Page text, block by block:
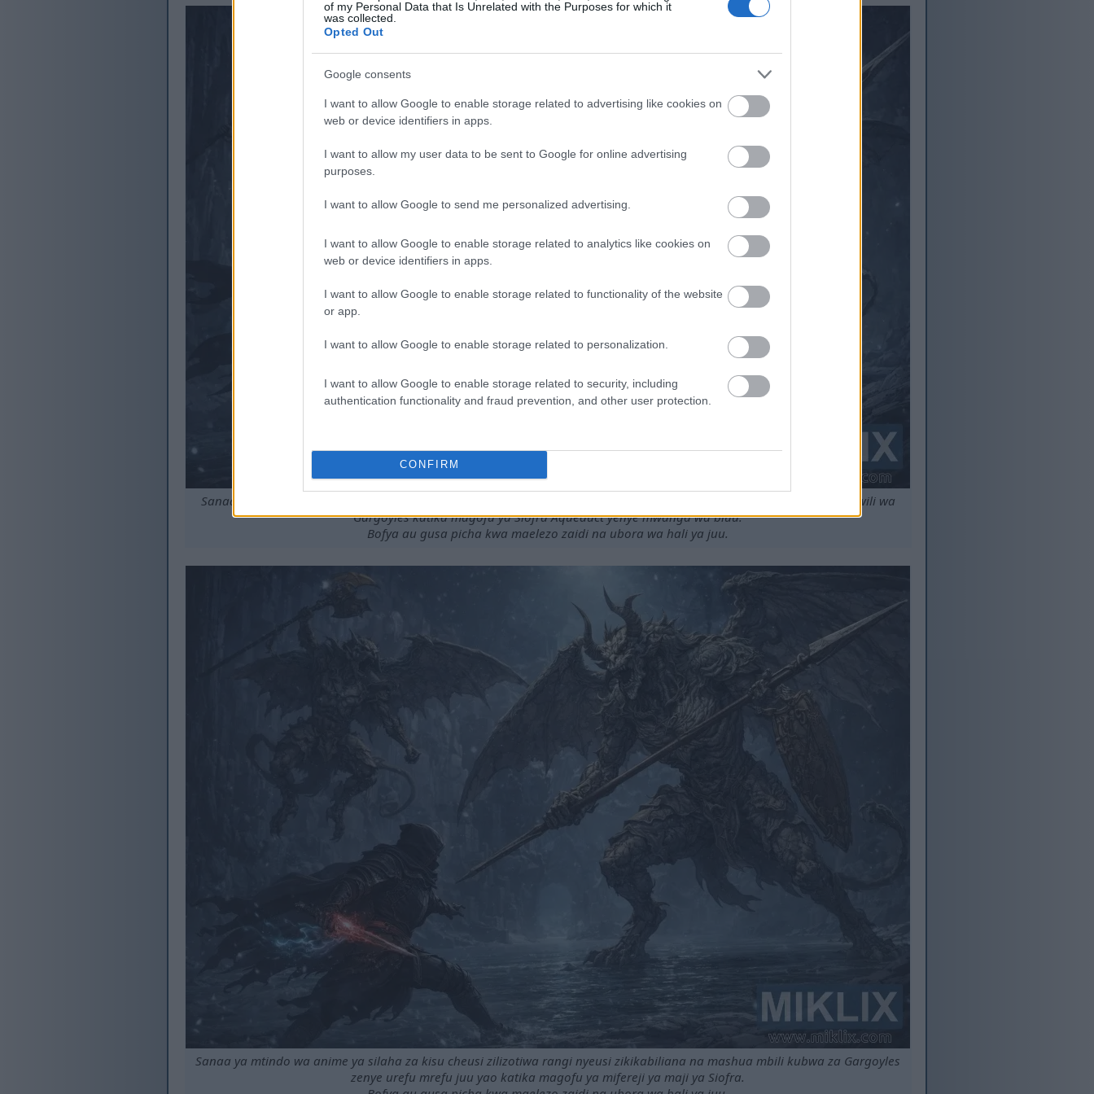
of my Personal Data that Is Unrelated with the Purposes for which it
was collected.
Opted Out
Google consents
I want to allow Google to enable storage related to advertising like cookies on
web or device identifiers in apps.
I want to allow my user data to be sent to Google for online advertising
purposes.
I want to allow Google to send me personalized advertising.
I want to allow Google to enable storage related to analytics like cookies on
web or device identifiers in apps.
I want to allow Google to enable storage related to functionality of the website
or app.
I want to allow Google to enable storage related to personalization.
I want to allow Google to enable storage related to security, including
authentication functionality and fraud prevention, and other user protection.
CONFIRM
Sanaa ya mashabiki wa mtindo wa anime ya silaha za kisu cheusi zilizotiwa rangi nyeusi zikipigana na mashujaa wawili wa
Gargoyles katika magofu ya Siofra Aqueduct yenye mwanga wa bluu.
Bofya au gusa picha kwa maelezo zaidi na ubora wa hali ya juu.
Sanaa ya mtindo wa anime ya silaha za kisu cheusi zilizotiwa rangi nyeusi zikikabiliana na mashua mbili kubwa za Gargoyles
zenye urefu mrefu juu yao katika magofu ya mifereji ya maji ya Siofra.